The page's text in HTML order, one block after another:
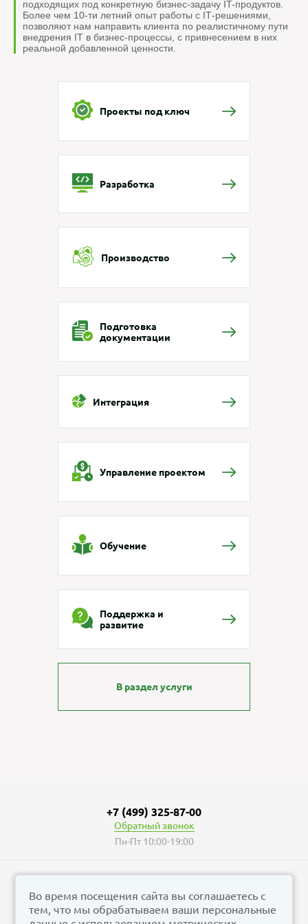
подходящих под конкретную бизнес-задачу IT-продуктов.
Более чем 10-ти летний опыт работы с IТ-решениями,
позволяют нам направить клиента по реалистичному пути
внедрения IT в бизнес-процессы, с привнесением в них
реальной добавленной ценности.
Проекты под ключ
Разработка
Производство
Подготовка
документации
Интеграция
Управление проектом
Обучение
Поддержка и
развитие
В раздел услуги
+7 (499) 325-87-00
Обратный звонок
Пн-Пт 10:00-19:00
Во время посещения сайта вы соглашаетесь с
тем, что мы обрабатываем ваши персональные